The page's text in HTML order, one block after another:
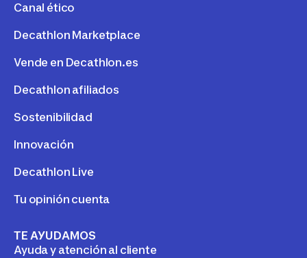
Canal ético
Decathlon Marketplace
Vende en Decathlon.es
Decathlon afiliados
Sostenibilidad
Innovación
Decathlon Live
Tu opinión cuenta
TE AYUDAMOS
Ayuda y atención al cliente